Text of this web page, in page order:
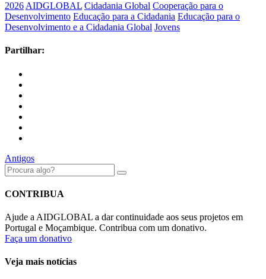
2026 AIDGLOBAL Cidadania Global Cooperação para o
Desenvolvimento Educação para a Cidadania Educação para o
Desenvolvimento e a Cidadania Global Jovens
Partilhar:
Antigos
CONTRIBUA
Ajude a AIDGLOBAL a dar continuidade aos seus projetos em
Portugal e Moçambique. Contribua com um donativo.
Faça um donativo
Veja mais notícias